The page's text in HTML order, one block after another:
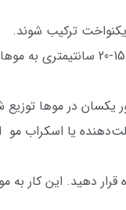
ترکیب شوند.
پاشیدن اسپری: حال اسپری را به‌طور یکنواخت و متناسب بر روی
یکسان در موها توزیع
یا اسکراب مو
قرار دهید. این کار